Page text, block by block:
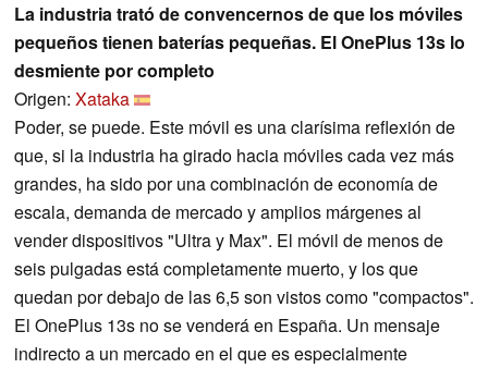
La industria trató de convencernos de que los móviles
pequeños tienen baterías pequeñas. El OnePlus 13s lo
desmiente por completo
Origen: Xataka
Poder, se puede. Este móvil es una clarísima reflexión de
que, si la industria ha girado hacia móviles cada vez más
grandes, ha sido por una combinación de economía de
escala, demanda de mercado y amplios márgenes al
vender dispositivos "Ultra y Max". El móvil de menos de
seis pulgadas está completamente muerto, y los que
quedan por debajo de las 6,5 son vistos como "compactos".
El OnePlus 13s no se venderá en España. Un mensaje
indirecto a un mercado en el que es especialmente